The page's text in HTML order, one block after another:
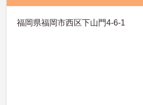
福岡県福岡市西区下山門4-6-1